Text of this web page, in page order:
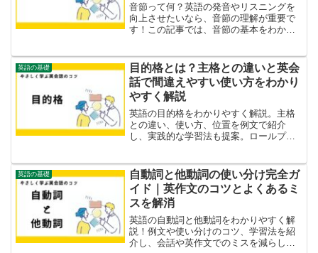
音節って何？英語の発音やリスニングを
向上させたいなら、音節の理解が重要で
す！この記事では、音節の基本をわかり
英語の基礎
目的格とは？主格との違いと英会
話で間違えやすい使い方をわかり
やすく解説
英語の目的格をわかりやすく解説。主格
との違い、使い方、位置を例文で紹介
し、実践的な学習法も提案。ロールプレ
英語の基礎
自動詞と他動詞の使い分け完全ガ
イド｜英作文のコツとよくあるミ
スを解消
英語の自動詞と他動詞をわかりやすく解
説！例文や使い分けのコツ、学習法を紹
介し、会話や英作文でのミスを減らしま